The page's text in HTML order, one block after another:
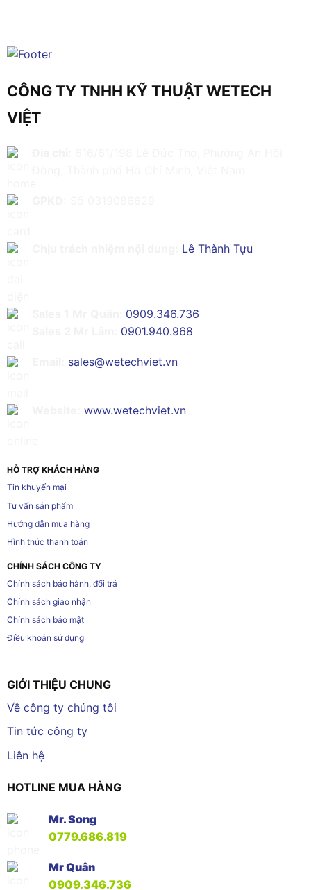
CÔNG TY TNHH KỸ THUẬT WETECH
VIỆT
Lê Thành Tựu
0909.346.736
0901.940.968
sales@wetechviet.vn
www.wetechviet.vn
HỖ TRỢ KHÁCH HÀNG
Tin khuyến mại
Tư vấn sản phẩm
Hướng dẫn mua hàng
Hình thức thanh toán
CHÍNH SÁCH CÔNG TY
Chính sách bảo hành, đổi trả
Chính sách giao nhận
Chính sách bảo mật
Điều khoản sử dụng
GIỚI THIỆU CHUNG
Về công ty chúng tôi
Tin tức công ty
Liên hệ
HOTLINE MUA HÀNG
Mr. Song
0779.686.819
Mr Quân
0909.346.736